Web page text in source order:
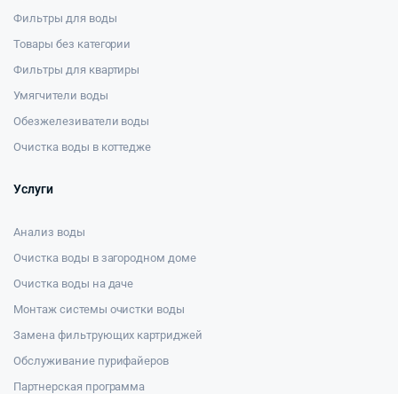
Фильтры для воды
Товары без категории
Фильтры для квартиры
Умягчители воды
Обезжелезиватели воды
Очистка воды в коттедже
Услуги
Анализ воды
Очистка воды в загородном доме
Очистка воды на даче
Монтаж системы очистки воды
Замена фильтрующих картриджей
Обслуживание пурифайеров
Партнерская программа